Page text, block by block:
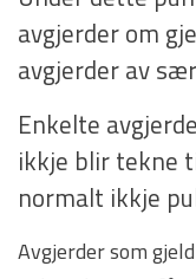
avgjerder om
avgjerder av
Enkelte
ikkje blir tekne
normalt ikkje
Avgjerder som